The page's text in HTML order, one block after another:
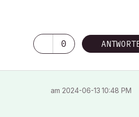
0
am ‎2024-06-13 10:48 PM